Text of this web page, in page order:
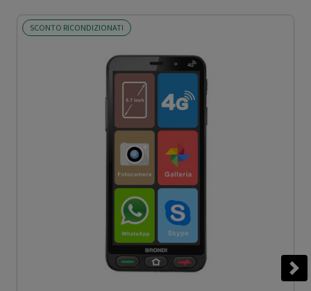
SCONTO RICONDIZIONATI